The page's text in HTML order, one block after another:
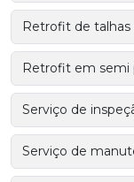
Retrofit de
Retrofit em semi
Serviço de
Serviço de